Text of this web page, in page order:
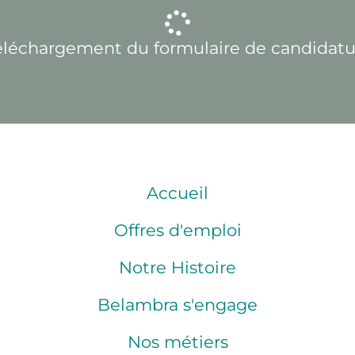
du formulaire de
Accueil
Offres d'emploi
Notre Histoire
Belambra s'engage
Nos métiers